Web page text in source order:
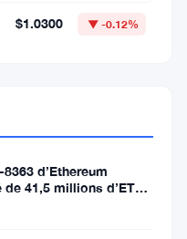
$1.0300 ▼ -0.12%
d’Ethereum
41,5 millions d’ETH